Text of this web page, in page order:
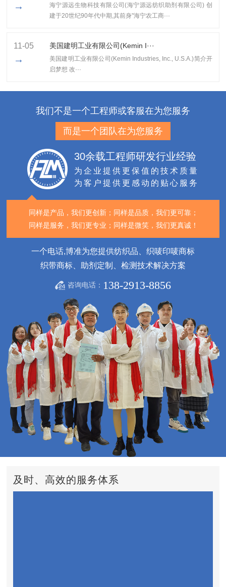
→
海宁源远生物科技有限公司(海宁源远纺织助剂有限公司) 创
建于20世纪90年代中期,其前身"海宁农工商···
11-05
→
美国建明工业有限公司(Kemin I···
美国建明工业有限公司(Kemin Industries, Inc., U.S.A.)简介开
启梦想 改···
我们不是一个工程师或客服在为您服务
而是一个团队在为您服务
30余载工程师研发行业经验
为企业提供更保值的技术质量
为客户提供更感动的贴心服务
同样是产品，我们更创新； 同样是品质，我们更可靠；
同样是服务，我们更专业； 同样是微笑，我们更真诚！
一个电话,博准为您提供纺织品、织唛印唛商标
织带商标、助剂定制、检测技术解决方案
咨询电话： 138-2913-8856
及时、高效的服务体系